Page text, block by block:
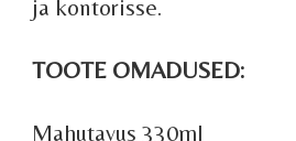
ja kontorisse.
TOOTE OMADUSED:
Mahutavus 330ml